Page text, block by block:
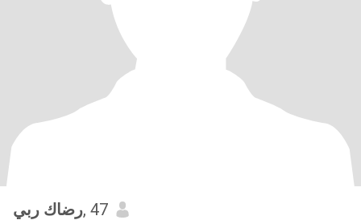
رضاك ربي, 47